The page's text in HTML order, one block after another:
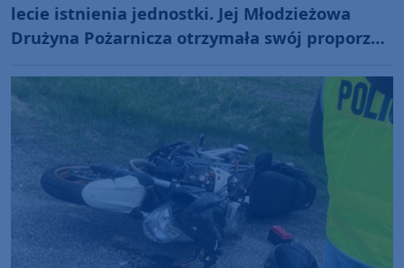
lecie istnienia jednostki. Jej Młodzieżowa
Drużyna Pożarnicza otrzymała swój proporzec